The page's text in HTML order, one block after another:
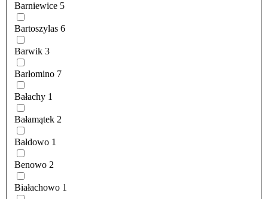
Barniewice 5
Bartoszylas 6
Barwik 3
Barłomino 7
Bałachy 1
Bałamątek 2
Bałdowo 1
Benowo 2
Białachowo 1